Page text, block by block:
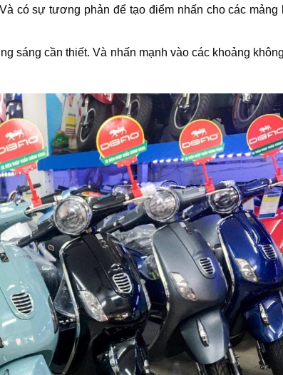
có sự tương phản để tạo điểm nhấn cho các mảng
sáng cần thiết. Và nhấn mạnh vào các khoảng